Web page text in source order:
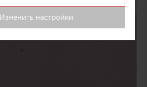
Изменить настройки